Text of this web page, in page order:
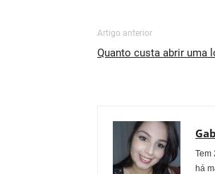
Artigo anterior
Quanto custa abrir uma
Tem
há